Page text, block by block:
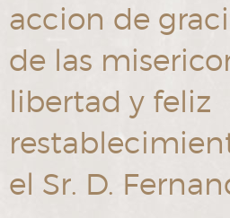
accion de
de las
libertad y feliz
el Sr. D.